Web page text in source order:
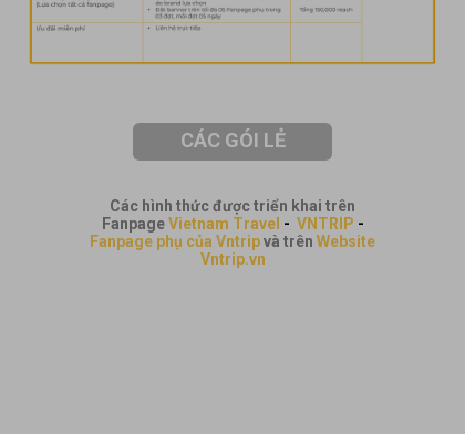
Các hình thức được triển khai trên
Fanpage Vietnam Travel - VNTRIP -
Fanpage phụ của Vntripvà trên Website
Vntrip.vn
CÁC GÓI LẺ